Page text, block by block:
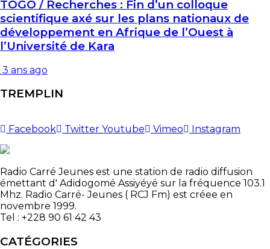
TOGO / Recherches : Fin d’un colloque
scientifique axé sur les plans nationaux de
développement en Afrique de l’Ouest à
l’Université de Kara
3 ans ago
TREMPLIN
Facebook Twitter Youtube Vimeo Instagram
Radio Carré Jeunes est une station de radio diffusion
émettant d' Adidogomé Assiyéyé sur la fréquence 103.1
Mhz. Radio Carré- Jeunes ( RCJ Fm) est créee en
novembre 1999.
Tel : +228 90 61 42 43
CATÉGORIES